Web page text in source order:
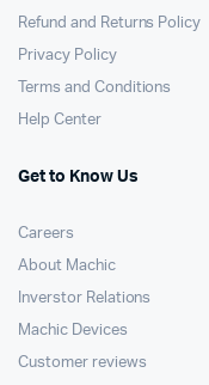
Refund and Returns Policy
Privacy Policy
Terms and Conditions
Help Center
Get to Know Us
Careers
About Machic
Inverstor Relations
Machic Devices
Customer reviews